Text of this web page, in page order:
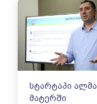
სტარტაპი ალმა
მატერში